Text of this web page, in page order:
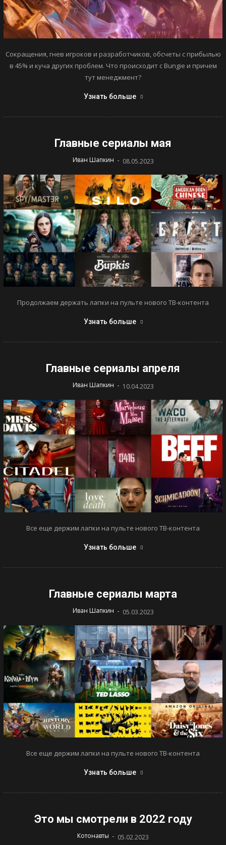
Сокращения, гнев игроков и разработчиков, обсчеты с прибылью
в 45% и куча других проблем. Что происходит с Bungie и причем
тут менеджмент?
Узнать больше
Главные сериалы мая
Иван Шапкин - 08.05.2023
Продолжаем держать лапки на пульте нового ТВ-контента
Узнать больше
Главные сериалы апреля
Иван Шапкин - 10.04.2023
Все еще держим лапки на пульте нового ТВ-контента
Узнать больше
Главные сериалы марта
Иван Шапкин - 05.03.2023
Все еще держим лапки на пульте нового ТВ-контента
Узнать больше
Это мы смотрели в 2022 году
Котонавты - 05.02.2023